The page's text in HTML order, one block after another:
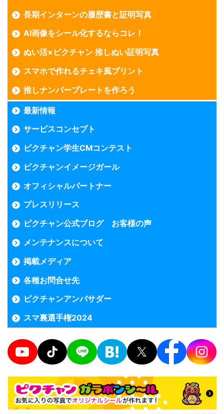
長期インターンの履歴書と証明写真
AI画像をシール化するならコレ！
ぬい活×ピクチャン 推しぬい証明写真
スマホで作れるチェキ風プリント
推しナンバープレートを作ろう
最新情報
サービスコンセプト
ピクチャン学生CMコンテスト
ピクチャンイメージガール
オフィシャルパートナー
プレスリリース
ピクチャン公式ブログ お客様の声
メンテナンスについて
掲載メディア
各種お問合せ先
ピクチャンアンバサダー
スマ裏選手権2024